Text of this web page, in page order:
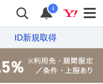
i
ID新規取得